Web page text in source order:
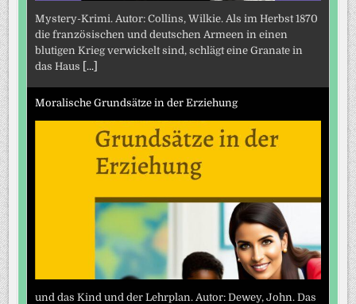
Mystery-Krimi. Autor: Collins, Wilkie. Als im Herbst 1870
die französischen und deutschen Armeen in einen
blutigen Krieg verwickelt sind, schlägt eine Granate in
das Haus
[...]
Moralische Grundsätze in der Erziehung
und das Kind und der Lehrplan. Autor: Dewey, John. Das